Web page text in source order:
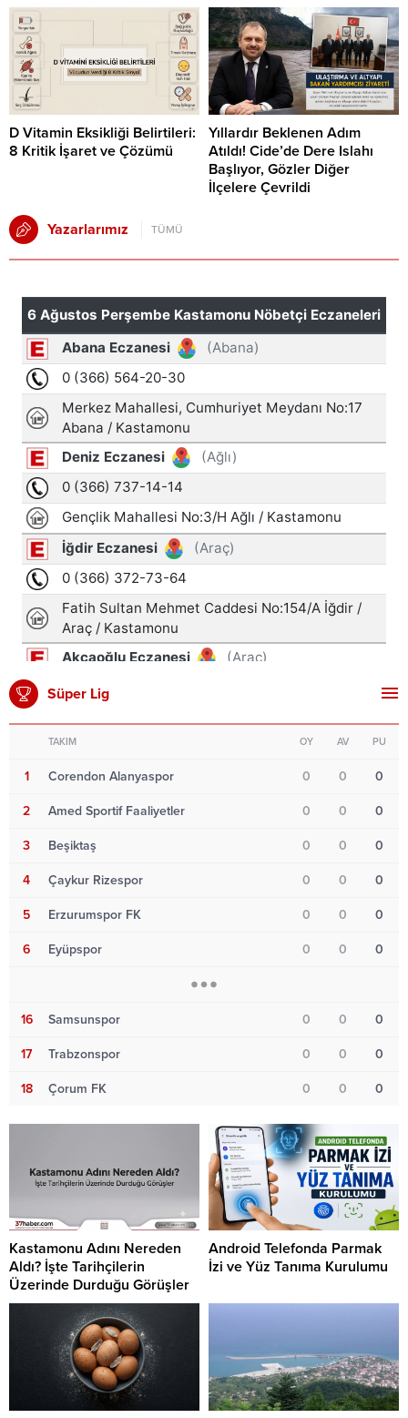
D Vitamin Eksikliği Belirtileri:
8 Kritik İşaret ve Çözümü
Yıllardır Beklenen Adım
Atıldı! Cide’de Dere Islahı
Başlıyor, Gözler Diğer
İlçelere Çevrildi
Yazarlarımız TÜMÜ
Süper Lig
TAKIM OY AV PU
1 Corendon Alanyaspor 0 0 0
2 Amed Sportif Faaliyetler 0 0 0
3 Beşiktaş 0 0 0
4 Çaykur Rizespor 0 0 0
5 Erzurumspor FK 0 0 0
6 Eyüpspor 0 0 0
16 Samsunspor 0 0 0
17 Trabzonspor 0 0 0
18 Çorum FK 0 0 0
Kastamonu Adını Nereden
Aldı? İşte Tarihçilerin
Üzerinde Durduğu Görüşler
Android Telefonda Parmak
İzi ve Yüz Tanıma Kurulumu